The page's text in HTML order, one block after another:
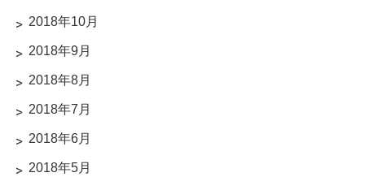
2018年10月
2018年9月
2018年8月
2018年7月
2018年6月
2018年5月